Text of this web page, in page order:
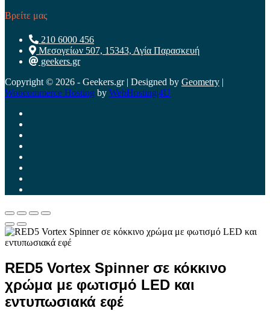
Βρείτε μας
210 6000 456
Μεσογείων 507, 15343, Αγία Παρασκευή
geekers.gr
Copyright © 2026 - Geekers.gr | Designed by Geometry |
Woocommerce Hosting by WebHosting|4U
RED5 Vortex Spinner σε κόκκινο
χρώμα με φωτισμό LED και
εντυπωσιακά εφέ